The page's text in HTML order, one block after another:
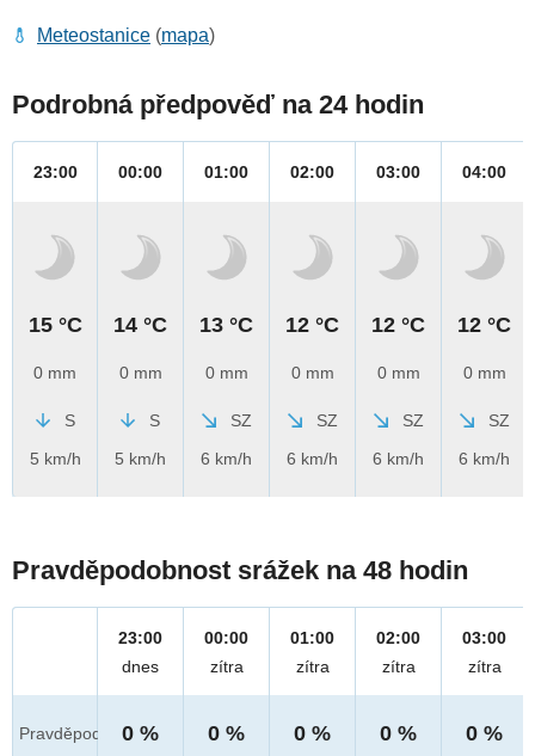
Meteostanice (mapa)
Podrobná předpověď na 24 hodin
23:00
15 °C
0 mm
S
5 km/h
00:00
14 °C
0 mm
S
5 km/h
01:00
13 °C
0 mm
SZ
6 km/h
02:00
12 °C
0 mm
SZ
6 km/h
03:00
12 °C
0 mm
SZ
6 km/h
04:00
12 °C
0 mm
SZ
6 km/h
Pravděpodobnost srážek na 48 hodin
Pravděpod.
23:00
dnes
0 %
00:00
zítra
0 %
01:00
zítra
0 %
02:00
zítra
0 %
03:00
zítra
0 %